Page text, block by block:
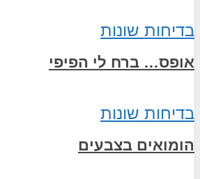
בדיחות שונות
אופס… ברח לי הפיפי
בדיחות שונות
הומואים בצבעים